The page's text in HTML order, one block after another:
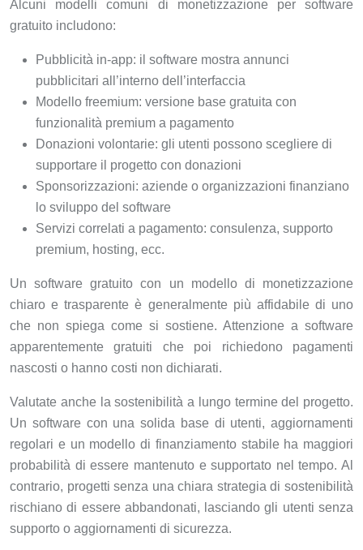
Alcuni modelli comuni di monetizzazione per software
gratuito includono:
Pubblicità in-app: il software mostra annunci
pubblicitari all’interno dell’interfaccia
Modello freemium: versione base gratuita con
funzionalità premium a pagamento
Donazioni volontarie: gli utenti possono scegliere di
supportare il progetto con donazioni
Sponsorizzazioni: aziende o organizzazioni finanziano
lo sviluppo del software
Servizi correlati a pagamento: consulenza, supporto
premium, hosting, ecc.
Un software gratuito con un modello di monetizzazione
chiaro e trasparente è generalmente più affidabile di uno
che non spiega come si sostiene. Attenzione a software
apparentemente gratuiti che poi richiedono pagamenti
nascosti o hanno costi non dichiarati.
Valutate anche la sostenibilità a lungo termine del progetto.
Un software con una solida base di utenti, aggiornamenti
regolari e un modello di finanziamento stabile ha maggiori
probabilità di essere mantenuto e supportato nel tempo. Al
contrario, progetti senza una chiara strategia di sostenibilità
rischiano di essere abbandonati, lasciando gli utenti senza
supporto o aggiornamenti di sicurezza.